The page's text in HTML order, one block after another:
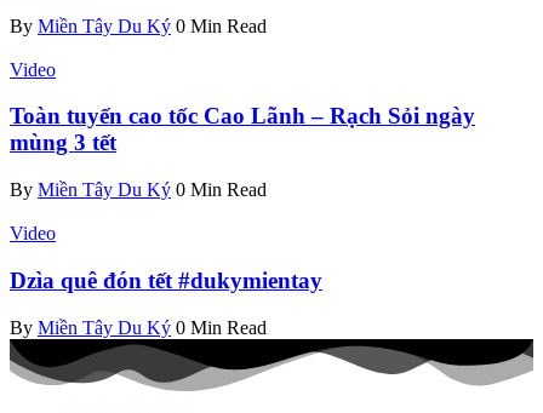
By Miền Tây Du Ký 0 Min Read
Video
Toàn tuyến cao tốc Cao Lãnh – Rạch Sỏi ngày
mùng 3 tết
By Miền Tây Du Ký 0 Min Read
Video
Dzìa quê đón tết #dukymientay
By Miền Tây Du Ký 0 Min Read